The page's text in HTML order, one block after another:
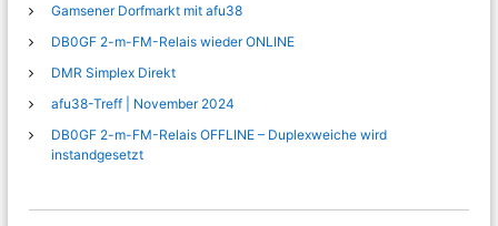
Gamsener Dorfmarkt mit afu38
DB0GF 2-m-FM-Relais wieder ONLINE
DMR Simplex Direkt
afu38-Treff | November 2024
DB0GF 2-m-FM-Relais OFFLINE – Duplexweiche wird
instandgesetzt